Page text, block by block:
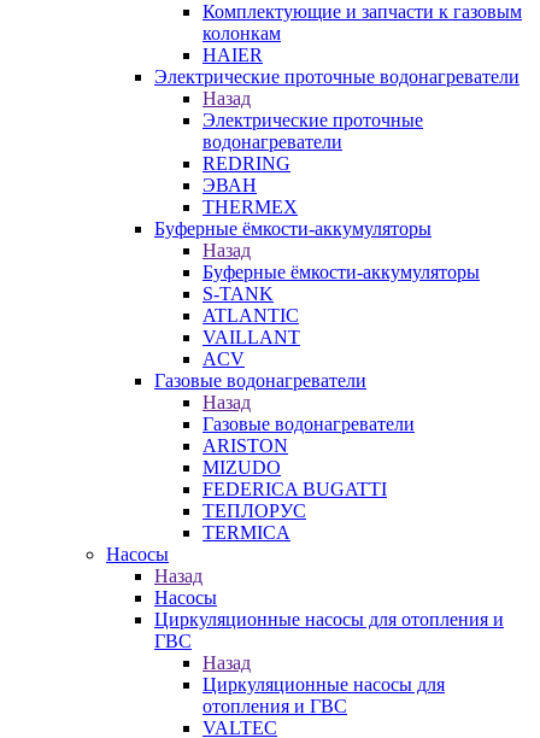
Комплектующие и запчасти к газовым
колонкам
HAIER
Электрические проточные водонагреватели
Назад
Электрические проточные
водонагреватели
REDRING
ЭВАН
THERMEX
Буферные ёмкости-аккумуляторы
Назад
Буферные ёмкости-аккумуляторы
S-TANK
ATLANTIC
VAILLANT
ACV
Газовые водонагреватели
Назад
Газовые водонагреватели
ARISTON
MIZUDO
FEDERICA BUGATTI
ТЕПЛОРУС
TERMICA
Насосы
Назад
Насосы
Циркуляционные насосы для отопления и
ГВС
Назад
Циркуляционные насосы для
отопления и ГВС
VALTEC